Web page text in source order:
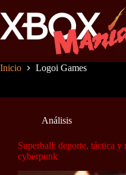
al
contenido
Inicio Logoi Games
Análisis
Superball: deporte, táctica
cyberpunk